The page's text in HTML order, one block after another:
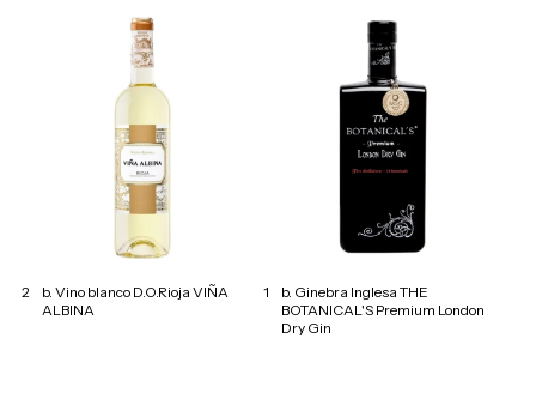
2
b. Vino blanco D.O.Rioja VIÑA
ALBINA
1
b. Ginebra Inglesa THE
BOTANICAL'S Premium London
Dry Gin